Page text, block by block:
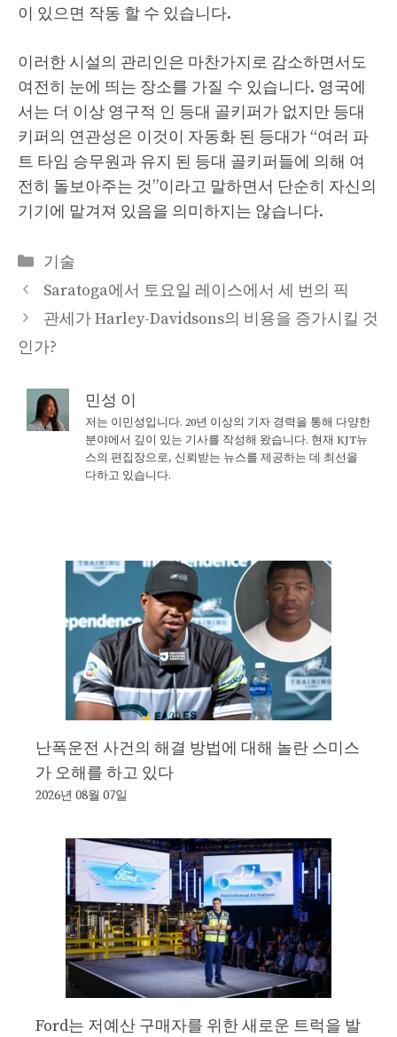
이 있으면 작동 할 수 있습니다.
이러한 시설의 관리인은 마찬가지로 감소하면서도
여전히 눈에 띄는 장소를 가질 수 있습니다. 영국에
서는 더 이상 영구적 인 등대 골키퍼가 없지만 등대
키퍼의 연관성은 이것이 자동화 된 등대가 “여러 파
트 타임 승무원과 유지 된 등대 골키퍼들에 의해 여
전히 돌보아주는 것”이라고 말하면서 단순히 자신의
기기에 맡겨져 있음을 의미하지는 않습니다.
Categories
기술
Saratoga에서 토요일 레이스에서 세 번의 픽
관세가 Harley-Davidsons의 비용을 증가시킬 것
인가?
민성 이
저는 이민성입니다. 20년 이상의 기자 경력을 통해 다양한
분야에서 깊이 있는 기사를 작성해 왔습니다. 현재 KJT뉴
스의 편집장으로, 신뢰받는 뉴스를 제공하는 데 최선을
다하고 있습니다.
난폭운전 사건의 해결 방법에 대해 놀란 스미스
가 오해를 하고 있다
2026년 08월 07일
Ford는 저예산 구매자를 위한 새로운 트럭을 발